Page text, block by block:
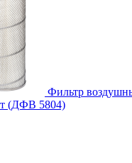
Фильтр
(ДФВ 5804)